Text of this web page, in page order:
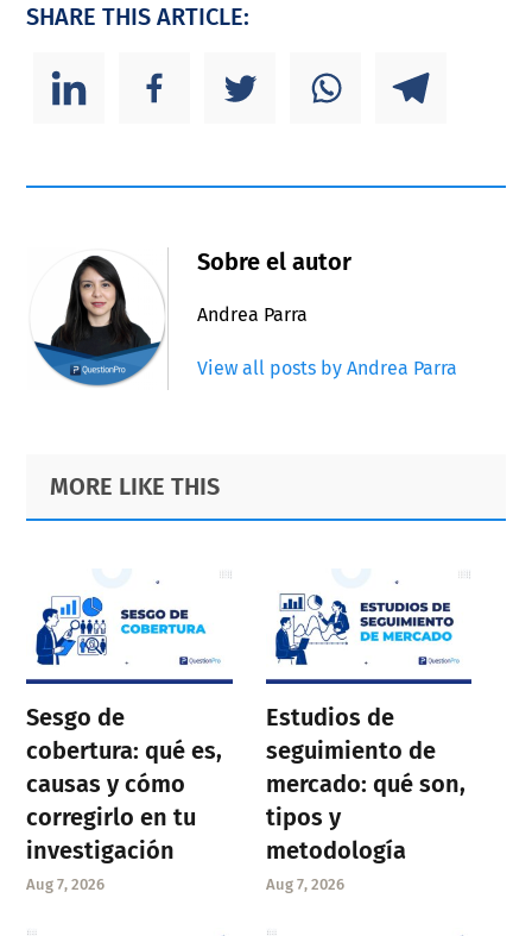
SHARE THIS ARTICLE:
Sobre el autor
Andrea Parra
View all posts by Andrea Parra
Primary
Sidebar
Footer
MORE LIKE THIS
Sesgo de
cobertura: qué es,
causas y cómo
corregirlo en tu
investigación
Aug 7, 2026
Estudios de
seguimiento de
mercado: qué son,
tipos y
metodología
Aug 7, 2026